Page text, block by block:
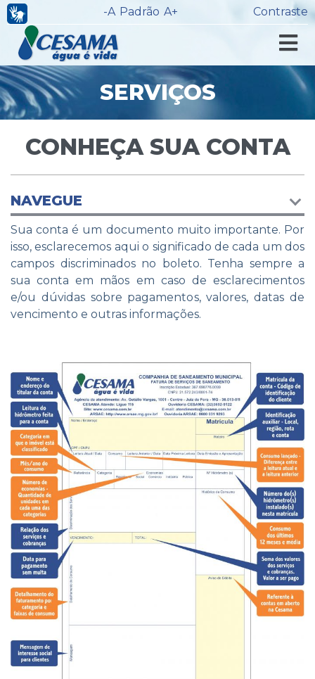
-A Padrão A+ Contraste
SERVIÇOS
CONHEÇA SUA CONTA
NAVEGUE
Sua conta é um documento muito importante. Por
isso, esclarecemos aqui o significado de cada um dos
campos discriminados no boleto. Tenha sempre a
sua conta em mãos em caso de esclarecimentos
e/ou dúvidas sobre pagamentos, valores, datas de
vencimento e outras informações.